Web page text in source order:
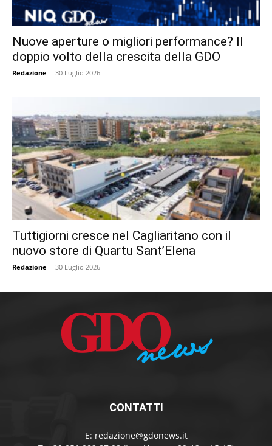
Nuove aperture o migliori performance? Il
doppio volto della crescita della GDO
Redazione - 30 Luglio 2026
Tuttigiorni cresce nel Cagliaritano con il
nuovo store di Quartu Sant’Elena
Redazione - 30 Luglio 2026
CONTATTI
E: redazione@gdonews.it